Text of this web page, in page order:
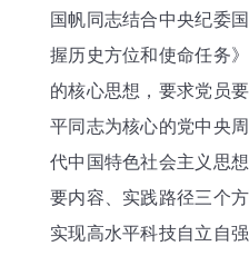
国帆同志结合中央纪委
握历史方位和使命任务
的核心思想，要求党员
平同志为核心的党中央
代中国特色社会主义思
要内容、实践路径三个
实现高水平科技自立自